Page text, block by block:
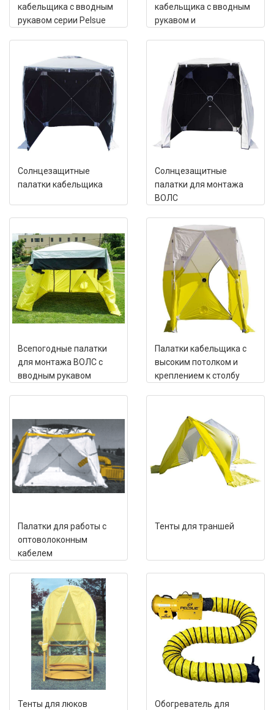
кабельщика с вводным
рукавом серии Pelsue
кабельщика с вводным
рукавом и
Солнцезащитные
палатки кабельщика
Солнцезащитные
палатки для монтажа
ВОЛС
Всепогодные палатки
для монтажа ВОЛС с
вводным рукавом
Палатки кабельщика с
высоким потолком и
креплением к столбу
Палатки для работы с
оптоволоконным
кабелем
Тенты для траншей
Тенты для люков
Обогреватель для